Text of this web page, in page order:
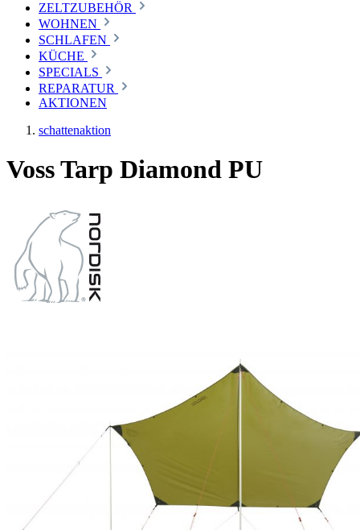
ZELTZUBEHÖR
WOHNEN
SCHLAFEN
KÜCHE
SPECIALS
REPARATUR
AKTIONEN
schattenaktion
Voss Tarp Diamond PU